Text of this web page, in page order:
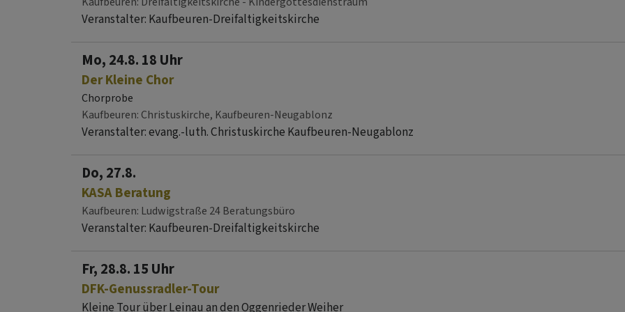
Veranstalter: Kaufbeuren-Dreifaltigkeitskirche
Mo, 24.8. 18 Uhr
Der Kleine Chor
Chorprobe
Kaufbeuren Christuskirche, Kaufbeuren-Neugablonz
Veranstalter: evang.-luth. Christuskirche Kaufbeuren-Neugablonz
Do, 27.8.
KASA Beratung
Kaufbeuren Ludwigstraße 24 Beratungsbüro
Veranstalter: Kaufbeuren-Dreifaltigkeitskirche
Fr, 28.8. 15 Uhr
DFK-Genussradler-Tour
Kleine Tour über Leinau an den Oggenrieder Weiher